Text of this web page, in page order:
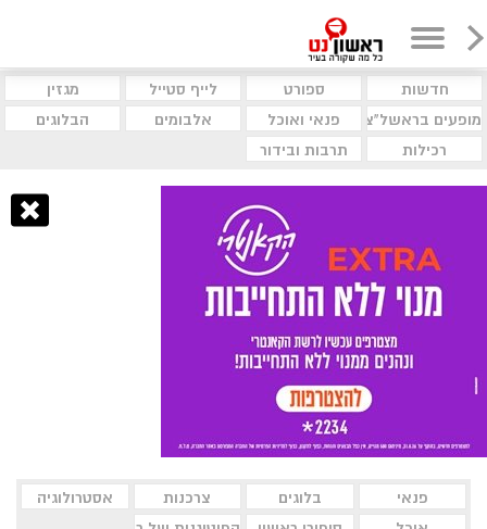
חדשות ספורט לייף סטייל
מגזין
מופעים בראשל"צ
פנאי ואוכל אלבומים
הבלוגים
רכילות
תרבות ובידור
פנאי בלוגים צרכנות
אסטרולוגיה